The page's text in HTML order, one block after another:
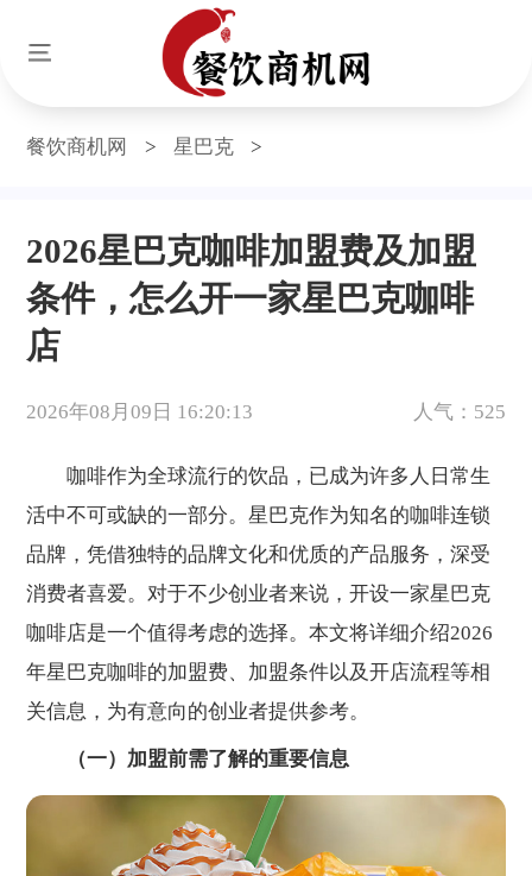
餐饮商机网 > 星巴克 >
2026星巴克咖啡加盟费及加盟
条件，怎么开一家星巴克咖啡
店
2026年08月09日 16:20:13 人气：525
咖啡作为全球流行的饮品，已成为许多人日常生
活中不可或缺的一部分。星巴克作为知名的咖啡连锁
品牌，凭借独特的品牌文化和优质的产品服务，深受
消费者喜爱。对于不少创业者来说，开设一家星巴克
咖啡店是一个值得考虑的选择。本文将详细介绍2026
年星巴克咖啡的加盟费、加盟条件以及开店流程等相
关信息，为有意向的创业者提供参考。
（一）加盟前需了解的重要信息